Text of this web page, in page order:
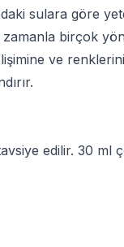
sulara göre
birçok
ve
edilir. 30 ml